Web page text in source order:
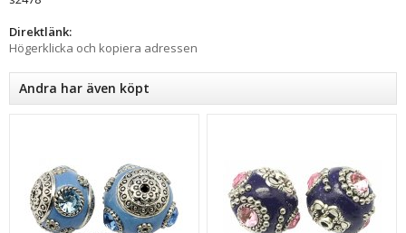
Direktlänk:
Högerklicka och kopiera adressen
Andra har även köpt